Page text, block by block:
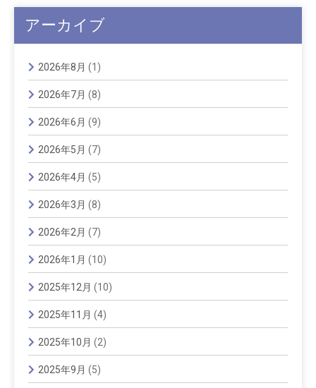
アーカイブ
2026年8月 (1)
2026年7月 (8)
2026年6月 (9)
2026年5月 (7)
2026年4月 (5)
2026年3月 (8)
2026年2月 (7)
2026年1月 (10)
2025年12月 (10)
2025年11月 (4)
2025年10月 (2)
2025年9月 (5)